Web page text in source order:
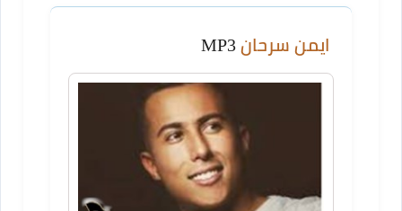
ايمن سرحان